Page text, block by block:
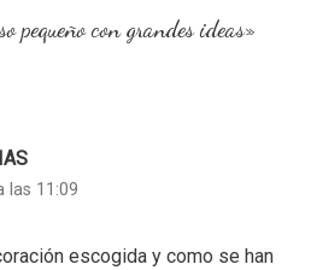
pequeño con grandes ideas»
las 11:09
escogida y como se han